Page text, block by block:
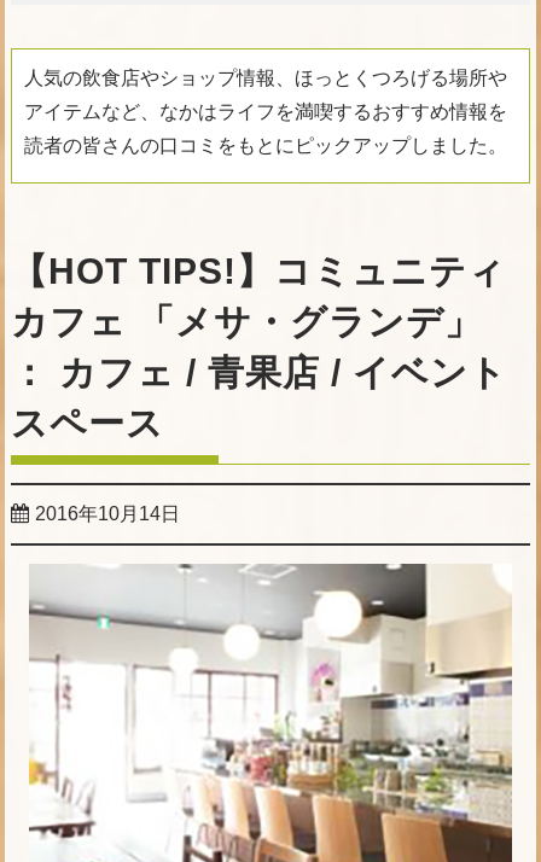
人気の飲食店やショップ情報、ほっとくつろげる場所や
アイテムなど、なかはライフを満喫するおすすめ情報を
読者の皆さんの口コミをもとにピックアップしました。
【HOT TIPS!】コミュニティ
カフェ 「メサ・グランデ」
： カフェ / 青果店 / イベント
スペース
2016年10月14日